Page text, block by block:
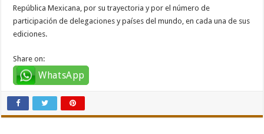
República Mexicana, por su trayectoria y por el número de
participación de delegaciones y países del mundo, en cada una de sus
ediciones.
Share on:
WhatsApp